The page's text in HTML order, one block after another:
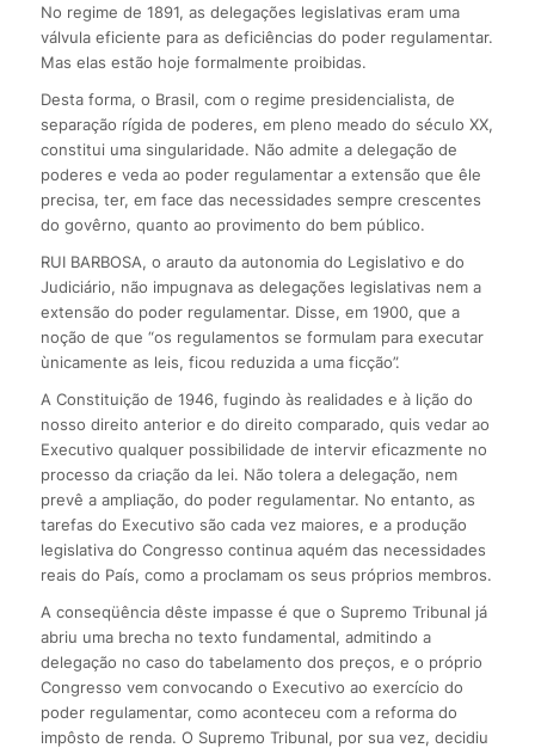
No regime de 1891, as delegações legislativas eram uma
válvula eficiente para as deficiências do poder regulamentar.
Mas elas estão hoje formalmente proibidas.
Desta forma, o Brasil, com o regime presidencialista, de
separação rígida de poderes, em pleno meado do século XX,
constitui uma singularidade. Não admite a delegação de
poderes e veda ao poder regulamentar a extensão que êle
precisa, ter, em face das necessidades sempre crescentes
do govêrno, quanto ao provimento do bem público.
RUI BARBOSA, o arauto da autonomia do Legislativo e do
Judiciário, não impugnava as delegações legislativas nem a
extensão do poder regulamentar. Disse, em 1900, que a
noção de que “os regulamentos se formulam para executar
ùnicamente as leis, ficou reduzida a uma ficção”.
A Constituição de 1946, fugindo às realidades e à lição do
nosso direito anterior e do direito comparado, quis vedar ao
Executivo qualquer possibilidade de intervir eficazmente no
processo da criação da lei. Não tolera a delegação, nem
prevê a ampliação, do poder regulamentar. No entanto, as
tarefas do Executivo são cada vez maiores, e a produção
legislativa do Congresso continua aquém das necessidades
reais do País, como a proclamam os seus próprios membros.
A conseqüência dêste impasse é que o Supremo Tribunal já
abriu uma brecha no texto fundamental, admitindo a
delegação no caso do tabelamento dos preços, e o próprio
Congresso vem convocando o Executivo ao exercício do
poder regulamentar, como aconteceu com a reforma do
impôsto de renda. O Supremo Tribunal, por sua vez, decidiu